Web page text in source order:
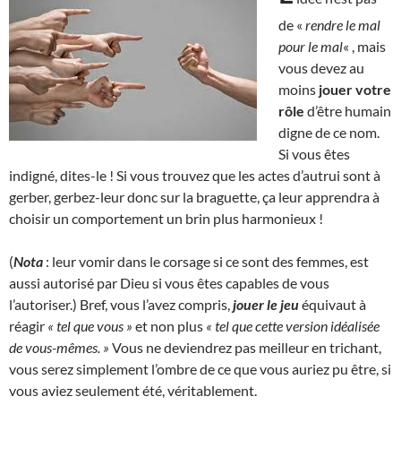
de « rendre le mal
pour le mal« , mais
vous devez au
moins jouer votre
rôle d’être humain
digne de ce nom.
Si vous êtes
indigné, dites-le ! Si vous trouvez que les actes d’autrui sont à
gerber, gerbez-leur donc sur la braguette, ça leur apprendra à
choisir un comportement un brin plus harmonieux !
(Nota : leur vomir dans le corsage si ce sont des femmes, est
aussi autorisé par Dieu si vous êtes capables de vous
l’autoriser.) Bref, vous l’avez compris, jouer le jeuéquivaut à
réagir « tel que vous » et non plus « tel que cette version idéalisée
de vous-mêmes. » Vous ne deviendrez pas meilleur en trichant,
vous serez simplement l’ombre de ce que vous auriez pu être, si
vous aviez seulement été, véritablement.